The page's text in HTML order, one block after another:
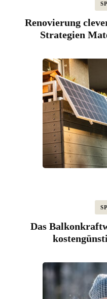
Renovierung
Strategien
Das